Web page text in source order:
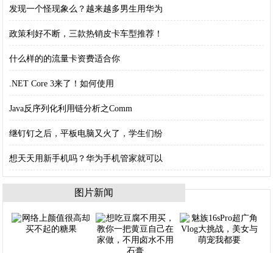
发现一个怪现象么？越来越多男生用华为
政策利好不断，三款热销皮卡车型推荐！
什么样的的流量卡资费适合你
.NET Core 3来了！如何使用
Java反序列化利用链分析之Comm
继钉钉之后，平板电脑又火了，学生们纷
想天天用新手机吗？华为手机管家就可以
图片新闻